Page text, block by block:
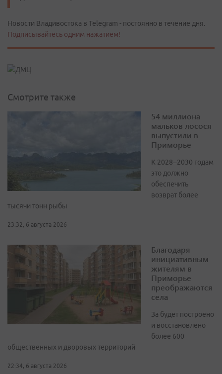
Новости Владивостока в Telegram - постоянно в течение дня.
Подписывайтесь одним нажатием!
Смотрите также
54 миллиона
мальков лосося
выпустили в
Приморье
К 2028–2030 годам
это должно
обеспечить
возврат более
тысячи тонн рыбы
23:32, 6 августа 2026
Благодаря
инициативным
жителям в
Приморье
преображаются
села
За будет построено
и восстановлено
более 600
общественных и дворовых территорий
22:34, 6 августа 2026